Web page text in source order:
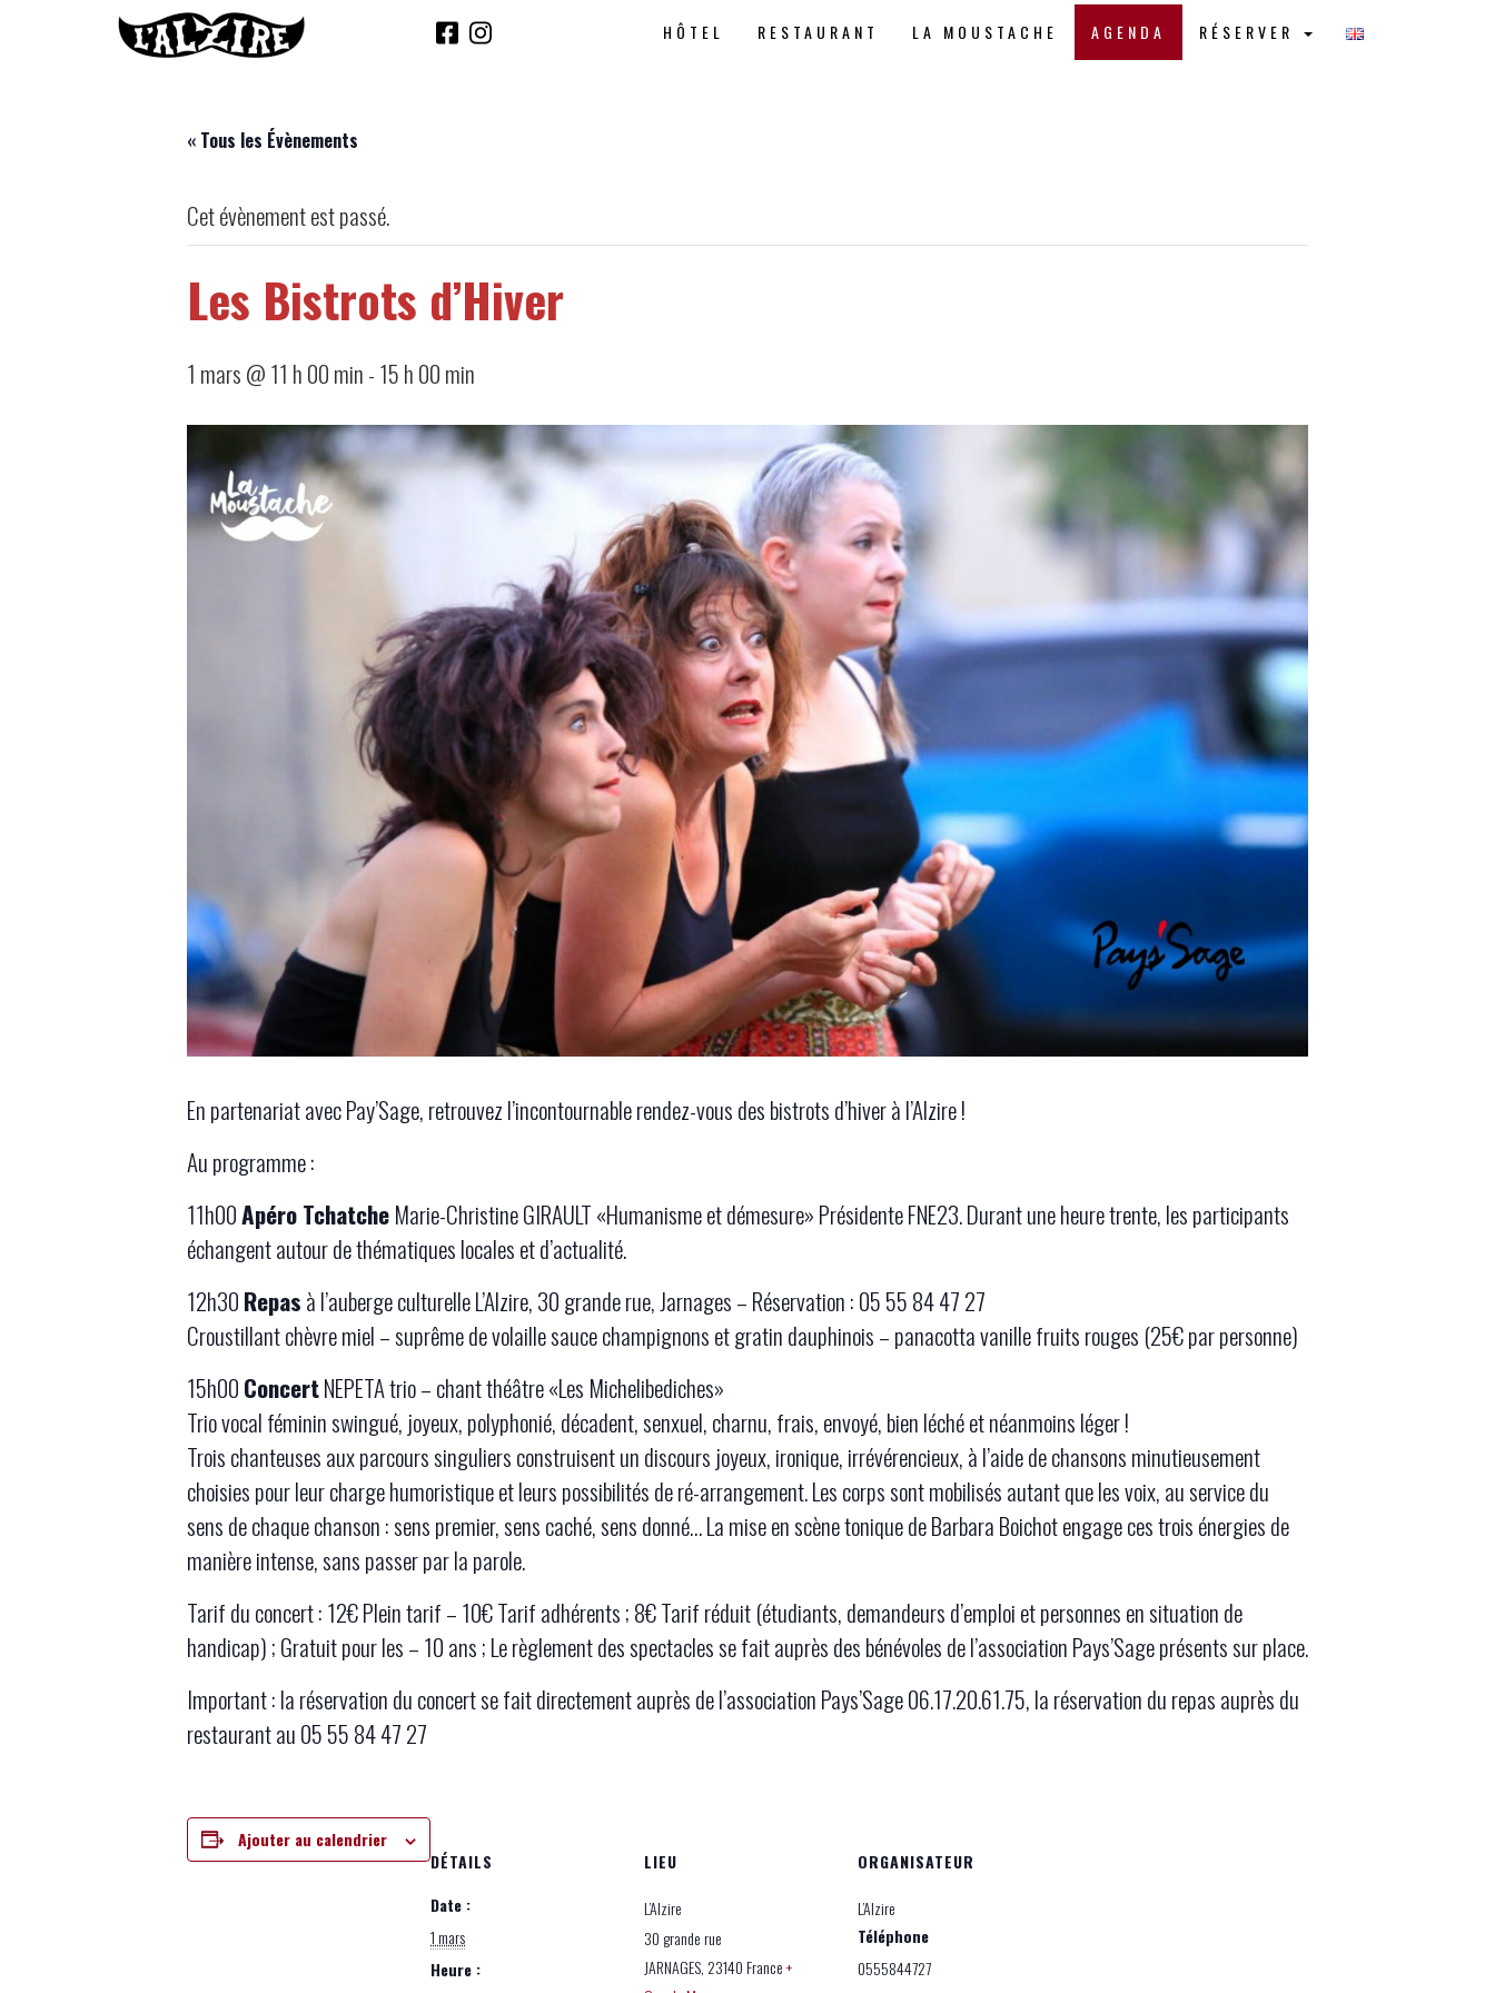
HÔTEL RESTAURANT LA MOUSTACHE AGENDA RÉSERVER
« Tous les Évènements
Cet évènement est passé.
Les Bistrots d’Hiver
1 mars @ 11 h 00 min-15 h 00 min
En partenariat avec Pay’Sage, retrouvez l’incontournable rendez-vous des bistrots d’hiver à l’Alzire !
Au programme :
11h00Apéro TchatcheMarie-Christine GIRAULT «Humanisme et démesure» Présidente FNE23. Durant une heure trente, les participants
échangent autour de thématiques locales et d’actualité.
12h30Repasà l’auberge culturelle L’Alzire, 30 grande rue, Jarnages – Réservation : 05 55 84 47 27
Croustillant chèvre miel – suprême de volaille sauce champignons et gratin dauphinois – panacotta vanille fruits rouges (25€ par personne)
15h00ConcertNEPETA trio – chant théâtre «Les Michelibediches»
Trio vocal féminin swingué, joyeux, polyphonié, décadent, senxuel, charnu, frais, envoyé, bien léché et néanmoins léger !
Trois chanteuses aux parcours singuliers construisent un discours joyeux, ironique, irrévérencieux, à l’aide de chansons minutieusement
choisies pour leur charge humoristique et leurs possibilités de ré-arrangement. Les corps sont mobilisés autant que les voix, au service du
sens de chaque chanson : sens premier, sens caché, sens donné… La mise en scène tonique de Barbara Boichot engage ces trois énergies de
manière intense, sans passer par la parole.
Tarif du concert : 12€ Plein tarif – 10€ Tarif adhérents ; 8€ Tarif réduit (étudiants, demandeurs d’emploi et personnes en situation de
handicap) ; Gratuit pour les – 10 ans ; Le règlement des spectacles se fait auprès des bénévoles de l’association Pays’Sage présents sur place.
Important : la réservation du concert se fait directement auprès de l’association Pays’Sage 06.17.20.61.75, la réservation du repas auprès du
restaurant au 05 55 84 47 27
Ajouter au calendrier
DÉTAILS
Date :
1 mars
Heure :
LIEU
L’Alzire
30 grande rue
JARNAGES, 23140France+
ORGANISATEUR
L’Alzire
Téléphone
0555844727